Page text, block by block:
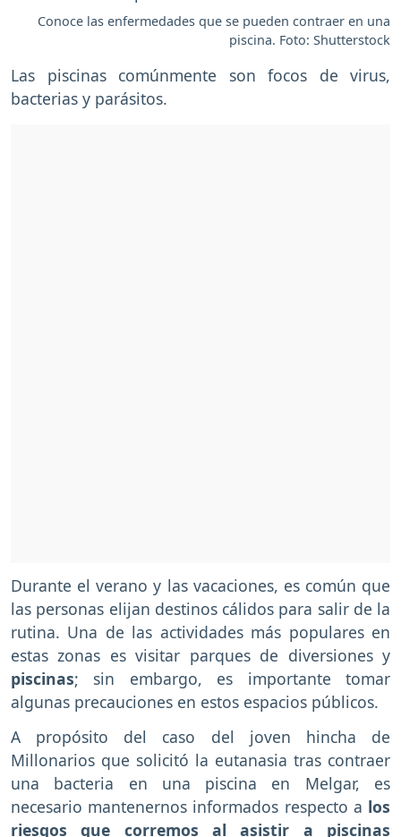
Conoce las enfermedades que se pueden contraer en una
piscina. Foto: Shutterstock
Las piscinas comúnmente son focos de virus,
bacterias y parásitos.
Durante el verano y las vacaciones, es común que
las personas elijan destinos cálidos para salir de la
rutina. Una de las actividades más populares en
estas zonas es visitar parques de diversiones y
piscinas; sin embargo, es importante tomar
algunas precauciones en estos espacios públicos.
A propósito del caso del joven hincha de
Millonarios que solicitó la eutanasia tras contraer
una bacteria en una piscina en Melgar, es
necesario mantenernos informados respecto a los
riesgos que corremos al asistir a piscinas